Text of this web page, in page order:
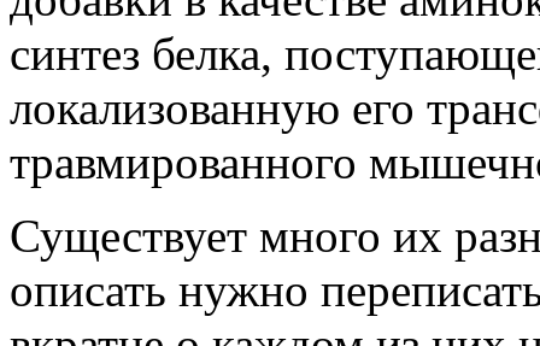
синтез белка,
локализованную его
травмированного
Существует много их
описать нужно